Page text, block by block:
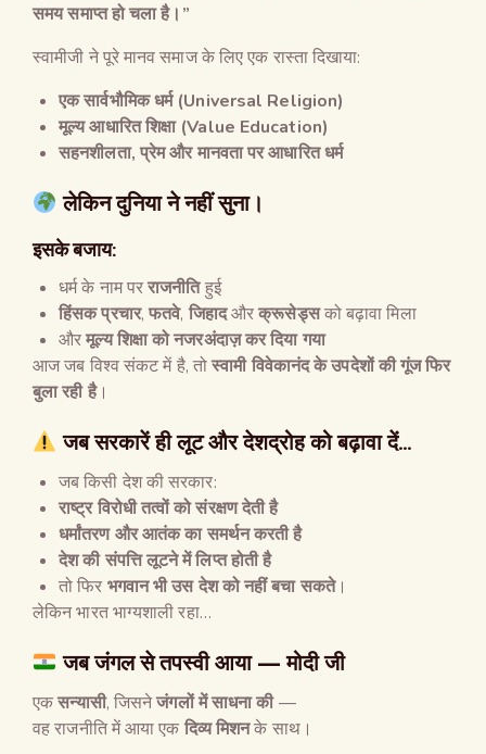
समय समाप्त हो चला है। ”
स्वामीजी ने पूरे मानव समाज के लिए एक रास्ता दिखाया:
एक सार्वभौमिक धर्म (Universal Religion)
मूल्य आधारित शिक्षा (Value Education)
सहनशीलता, प्रेम और मानवता पर आधारित धर्म
लेकिन दुनिया ने नहीं सुना।
इसके बजाय:
धर्म के नाम परराजनीतिहुई
हिंसक प्रचार,फतवे, जिहादऔरक्रूसेड्सको बढ़ावा मिला
औरमूल्य शिक्षा को नजरअंदाज़ कर दिया गया
आज जब विश्व संकट में है, तोस्वामी विवेकानंद के उपदेशों की गूंज फिर
बुला रही है।
जब सरकारें ही लूट और देशद्रोह को बढ़ावा दें…
जब किसी देश की सरकार:
राष्ट्र विरोधी तत्वों को संरक्षण देती है
धर्मांतरण और आतंक का समर्थन करती है
देश की संपत्ति लूटने में लिप्त होती है
तो फिर भगवान भी उस देश को नहीं बचा सकते।
लेकिन भारत भाग्यशाली रहा…
जब जंगल से तपस्वी आया — मोदी जी
एकसन्यासी, जिसनेजंगलों में साधना की—
वह राजनीति में आया एक दिव्य मिशनके साथ।